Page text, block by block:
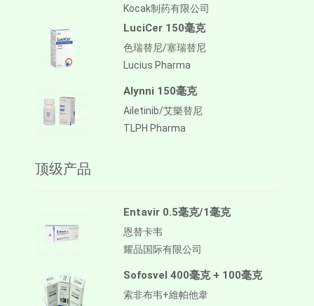
Kocak制药有限公司
LuciCer 150毫克
色瑞替尼/塞瑞替尼
Lucius Pharma
Alynni 150毫克
Ailetinib/艾樂替尼
TLPH Pharma
顶级产品
Entavir 0.5毫克/1毫克
恩替卡韦
耀品国际有限公司
Sofosvel 400毫克 + 100毫克
索非布韦+維帕他韋